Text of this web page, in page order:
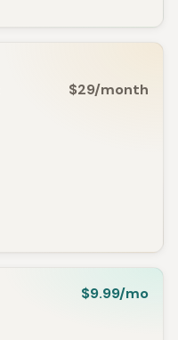
$29/month
$9.99/mo